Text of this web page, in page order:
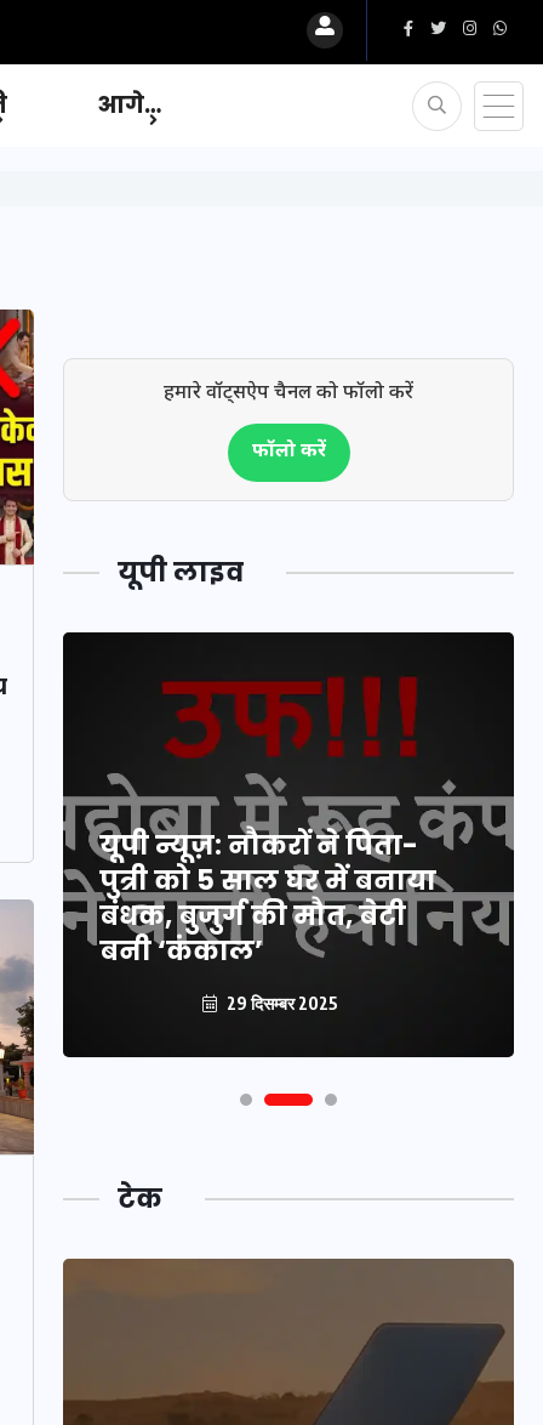
आगे…
हमारे वॉट्सऐप चैनल को फॉलो करें
फॉलो करें
यूपी लाइव
यूपी न्यूज़: नौकरों ने पिता-
पुत्री को 5 साल घर में बनाया
बंधक, बुजुर्ग की मौत, बेटी
बनी ‘कंकाल’
29 दिसम्बर 2025
टेक